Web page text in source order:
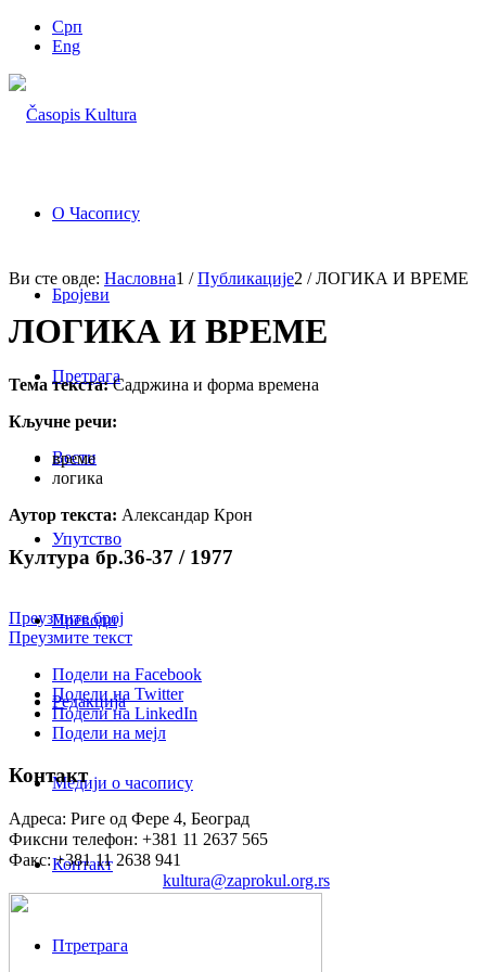
Срп
Eng
О Часопису
Бројеви
Претрага
Вести
Упутство
Преводи
Редакција
Медији о часопису
Контакт
Птретрага
Ви сте овде: Насловна1 / Публикације2 / ЛОГИКА И ВРЕМЕ
ЛОГИКА И ВРЕМЕ
Тема текста:Садржина и форма времена
Кључне речи:
време
логика
Аутор текста: Александар Крон
Култура бр.36-37 / 1977
Преузмите број
Преузмите текст
Подели на Facebook
Подели на Twitter
Подели на LinkedIn
Подели на мејл
Контакт
Адреса: Риге од Фере 4, Београд
Фиксни телефон: +381 11 2637 565
Факс: +381 11 2638 941
kultura@zaprokul.org.rs